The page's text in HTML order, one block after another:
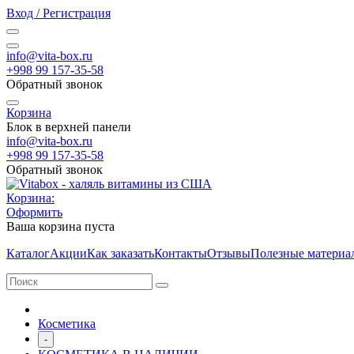
Вход / Регистрация
info@vita-box.ru
+998 99 157-35-58
Обратный звонок
Корзина
Блок в верхней панели
info@vita-box.ru
+998 99 157-35-58
Обратный звонок
Корзина:
Оформить
Ваша корзина пуста
КаталогАкцииКак заказатьКонтактыОтзывыПолезные
Косметика
-